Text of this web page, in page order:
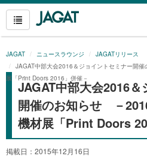
JAGAT ニュースラウンジ
JAGATリリース
JAGAT中部大会2016＆ジョイントセミナー開
展「Print Doors 2016」併催－
JAGAT中部大会2016
開催のお知らせ －
機材展「Print Doors
掲載日：2015年12月16日